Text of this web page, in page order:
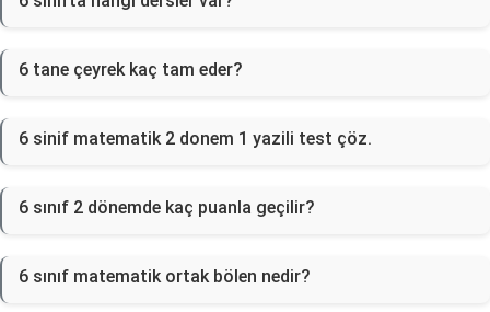
6 tane çeyrek kaç tam eder?
6 sinif matematik 2 donem 1 yazili test çöz.
6 sınıf 2 dönemde kaç puanla geçilir?
6 sınıf matematik ortak bölen nedir?